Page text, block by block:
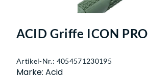
ACID Griffe ICON PRO
Artikel-Nr.: 4054571230195
Marke: Acid